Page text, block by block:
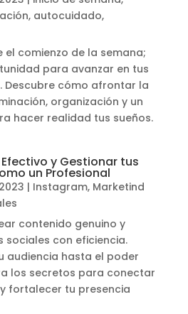
autocuidado,
el comienzo de la semana;
para avanzar en tus
Descubre cómo afrontar la
organización y un
hacer realidad tus sueños.
y Gestionar tus
un Profesional
| Instagram, Marketind
contenido genuino y
sociales con eficiencia.
audiencia hasta el poder
los secretos para conectar
fortalecer tu presencia